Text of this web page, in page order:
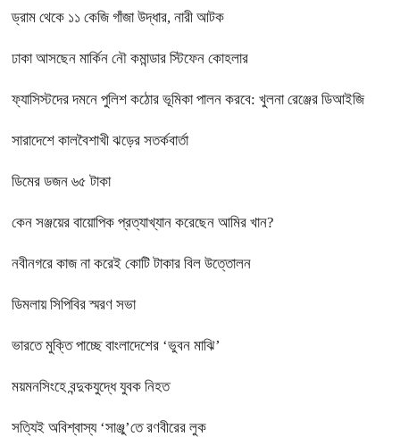
ড্রাম থেকে ১১ কেজি গাঁজা উদ্ধার, নারী আটক
ঢাকা আসছেন মার্কিন নৌ কমান্ডার স্টিফেন কোহলার
ফ্যাসিস্টদের দমনে পুলিশ কঠোর ভূমিকা পালন করবে: খুলনা রেঞ্জের ডিআইজি
সারাদেশে কালবৈশাখী ঝড়ের সতর্কবার্তা
ডিমের ডজন ৬৫ টাকা
কেন সঞ্জয়ের বায়োপিক প্রত্যাখ্যান করেছেন আমির খান?
নবীনগরে কাজ না করেই কোটি টাকার বিল উত্তোলন
ডিমলায় সিপিবির স্মরণ সভা
ভারতে মুক্তি পাচ্ছে বাংলাদেশের ‘ভুবন মাঝি’
ময়মনসিংহে বন্দুকযুদ্ধে যুবক নিহত
সত্যিই অবিশ্বাস্য ‘সাঞ্জু’তে রণবীরের লুক